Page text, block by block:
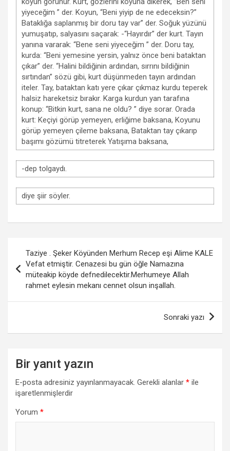
yiye­ceğim ” der. Koyun, “Beni yiyip de ne edeceksin?”
Bataklığa saplanmış bir doru tay var” der. Soğuk yüzünü
yumuşatıp, salyasını saçarak: -“Hayırdır” der kurt. Tayın
yanına vararak: “Bene seni yiyeceğim ” der. Doru tay,
kurda: “Beni yemesine yersin, yalnız önce beni bataktan
çıkar” der. “Halini bildiğinin ardından, sırrını bildiğinin
sırtından” sözü gibi, kurt düşünmeden tayın ardından
iteler. Tay, bataktan katı yere çıkar çıkmaz kurdu teperek
halsiz hareketsiz bırakır. Karga kurdun yan tarafına
konup: “Bitkin kurt, sana ne oldu? ” diye sorar. Orada
kurt: Keçiyi görüp yemeyen, erliğime baksana, Koyunu
görüp yemeyen çileme baksana, Bataktan tay çıkarıp
başımı gözümü titreterek Yatışıma baksana,
-dep tolgaydı.
diye şiir söyler.
gezinmesi
Taziye . Şeker Köyünden Merhum Recep eşi Alime KALE
Vefat etmiştir. Cenazesi bu gün öğle Namazına
müteakip köyde defnedilecektir.Merhumeye Allah
rahmet eylesin mekanı cennet olsun inşallah.
Sonraki yazı
Bir yanıt yazın
E-posta adresiniz yayınlanmayacak. Gerekli alanlar * ile
işaretlenmişlerdir
Yorum *